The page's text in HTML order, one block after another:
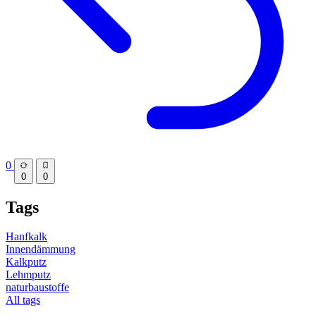
0
0 0
Tags
Hanfkalk
Innendämmung
Kalkputz
Lehmputz
naturbaustoffe
All tags